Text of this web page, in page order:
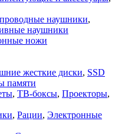
наушники,
наушники
ножи
жесткие диски, SSD
памяти
, ТВ-боксы, Проекторы,
, Рации, Электронные